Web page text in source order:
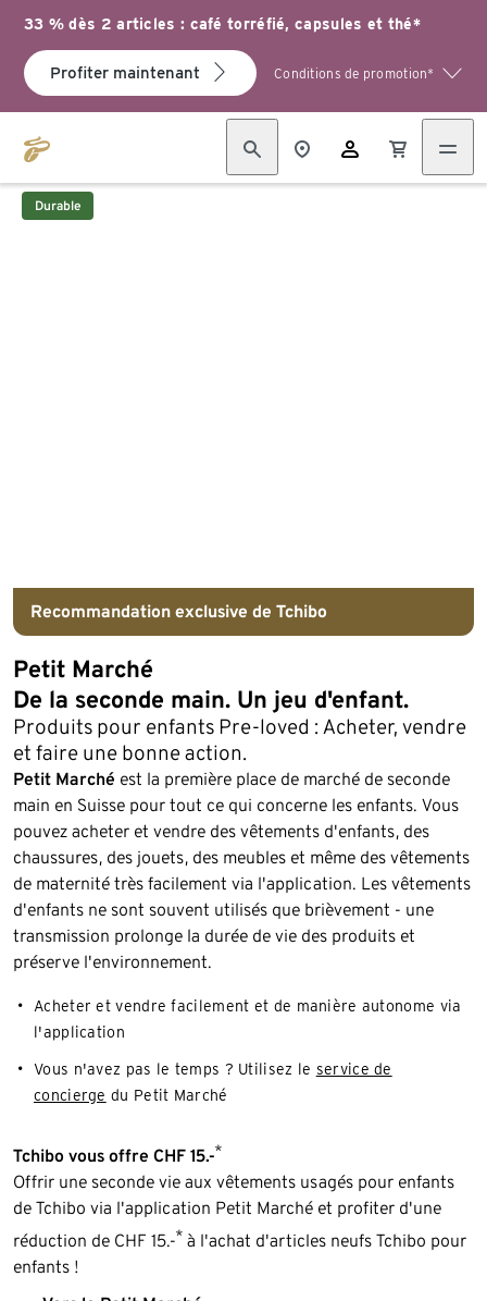
33 % dès 2 articles : café torréfié, capsules et thé*
Profiter maintenant Conditions de promotion*
Durable
Recommandation exclusive de Tchibo
Petit Marché
De la seconde main. Un jeu d'enfant.
Produits pour enfants Pre-loved : Acheter, vendre
et faire une bonne action.
Petit Marché est la première place de marché de seconde
main en Suisse pour tout ce qui concerne les enfants. Vous
pouvez acheter et vendre des vêtements d'enfants, des
chaussures, des jouets, des meubles et même des vêtements
de maternité très facilement via l'application. Les vêtements
d'enfants ne sont souvent utilisés que brièvement - une
transmission prolonge la durée de vie des produits et
préserve l'environnement.
Acheter et vendre facilement et de manière autonome via
l'application
Vous n'avez pas le temps ? Utilisez le service de
concierge du Petit Marché
Tchibo vous offre CHF 15.-*
Offrir une seconde vie aux vêtements usagés pour enfants
de Tchibo via l'application Petit Marché et profiter d'une
réduction de CHF 15.-* à l'achat d'articles neufs Tchibo pour
enfants !